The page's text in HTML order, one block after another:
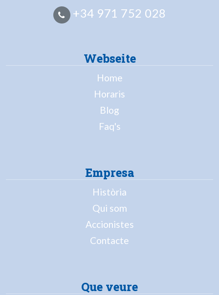
+34 971 752 028
Webseite
Home
Horaris
Blog
Faq's
Empresa
Història
Qui som
Accionistes
Contacte
Que veure